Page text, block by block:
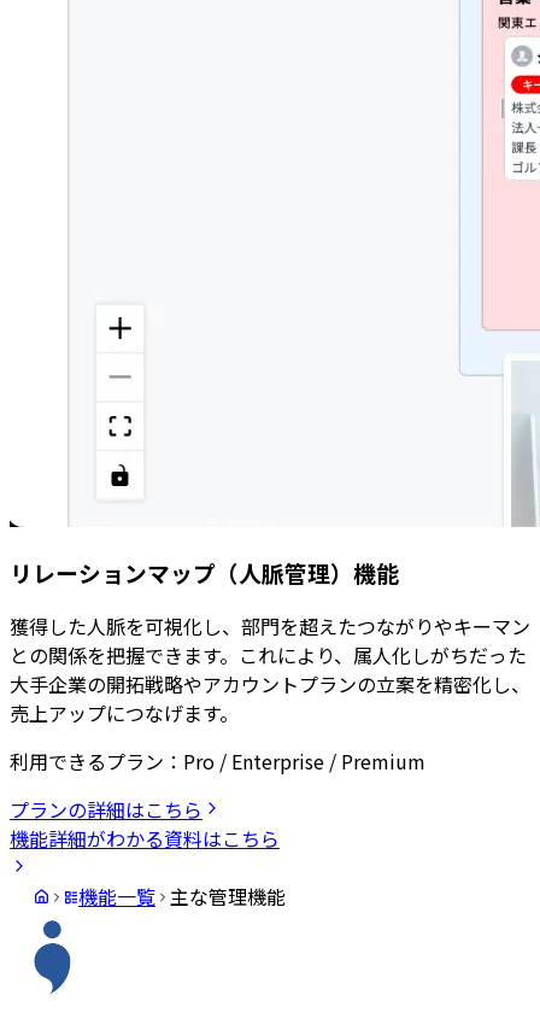
リレーションマップ（人脈管理）機能
獲得した人脈を可視化し、部門を超えたつながりやキーマン
との関係を把握できます。これにより、属人化しがちだった
大手企業の開拓戦略やアカウントプランの立案を精密化し、
売上アップにつなげます。
利用できるプラン： Pro / Enterprise / Premium
プランの詳細はこちら
機能詳細がわかる資料はこちら
機能一覧 主な管理機能